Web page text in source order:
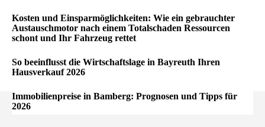
Kosten und Einsparmöglichkeiten: Wie ein gebrauchter
Austauschmotor nach einem Totalschaden Ressourcen
schont und Ihr Fahrzeug rettet
So beeinflusst die Wirtschaftslage in Bayreuth Ihren
Hausverkauf 2026
Immobilienpreise in Bamberg: Prognosen und Tipps für
2026